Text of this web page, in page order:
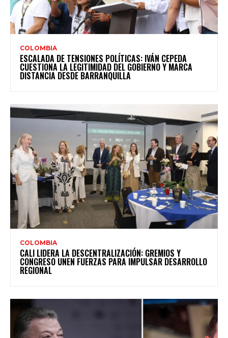
COLOMBIA
ESCALADA DE TENSIONES POLÍTICAS: IVÁN CEPEDA
CUESTIONA LA LEGITIMIDAD DEL GOBIERNO Y MARCA
DISTANCIA DESDE BARRANQUILLA
COLOMBIA
CALI LIDERA LA DESCENTRALIZACIÓN: GREMIOS Y
CONGRESO UNEN FUERZAS PARA IMPULSAR DESARROLLO
REGIONAL